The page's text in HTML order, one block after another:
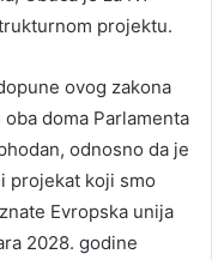
projektu.
ovog zakona
doma Parlamenta
odnosno da je
projekat koji smo
Evropska unija
2028. godine